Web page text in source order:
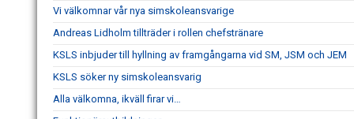
Vi välkomnar vår nya simskoleansvarige
Andreas Lidholm tillträder i rollen chefstränare
KSLS inbjuder till hyllning av framgångarna vid SM, JSM och JEM
KSLS söker ny simskoleansvarig
Alla välkomna, ikväll firar vi…